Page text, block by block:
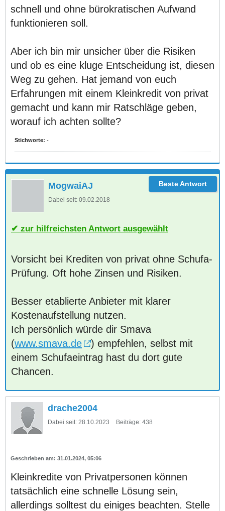
schnell und ohne bürokratischen Aufwand
funktionieren soll.
Aber ich bin mir unsicher über die Risiken
und ob es eine kluge Entscheidung ist, diesen
Weg zu gehen. Hat jemand von euch
Erfahrungen mit einem Kleinkredit von privat
gemacht und kann mir Ratschläge geben,
worauf ich achten sollte?
Stichworte: -
MogwaiAJ
Dabei seit: 09.02.2018
zur hilfreichsten Antwort ausgewählt
Vorsicht bei Krediten von privat ohne Schufa-
Prüfung. Oft hohe Zinsen und Risiken.
Besser etablierte Anbieter mit klarer
Kostenaufstellung nutzen.
Ich persönlich würde dir Smava
(www.smava.de
) empfehlen, selbst mit
einem Schufaeintrag hast du dort gute
Chancen.
drache2004
Dabei seit: 28.10.2023 Beiträge: 438
31.01.2024, 05:06
Kleinkredite von Privatpersonen können
tatsächlich eine schnelle Lösung sein,
allerdings solltest du einiges beachten. Stelle